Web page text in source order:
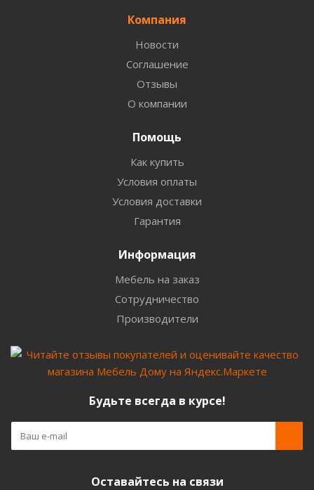
Компания
Новости
Соглашение
Отзывы
О компании
Помощь
Как купить
Условия оплаты
Условия доставки
Гарантия
Информация
Мебель на заказ
Сотрудничество
Производители
Будьте всегда в курсе!
Оставайтесь на связи